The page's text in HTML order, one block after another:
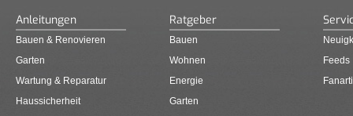
Anleitungen
Bauen & Renovieren
Garten
Wartung & Reparatur
Haussicherheit
Ratgeber
Bauen
Wohnen
Energie
Garten
Feeds